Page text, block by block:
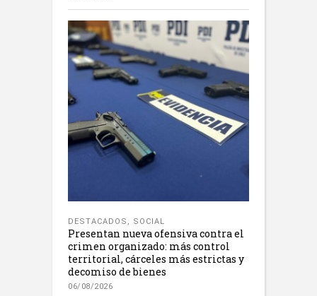
DESTACADOS , SOCIAL
Presentan nueva ofensiva contra el
crimen organizado: más control
territorial, cárceles más estrictas y
decomiso de bienes
06/08/2026